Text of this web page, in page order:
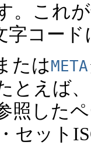
。これ
字コー
たはMETA
とえば
照した
セット